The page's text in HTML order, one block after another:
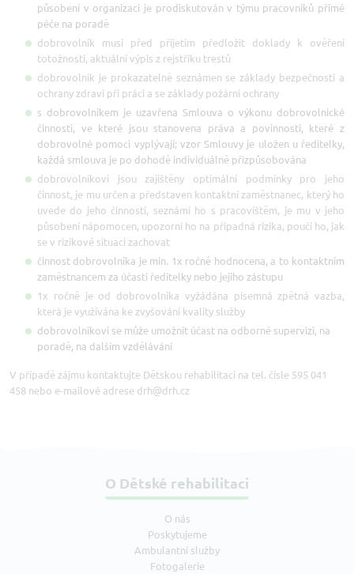
působení v organizaci je prodiskutován v týmu pracovníků přímé
péče na poradě
dobrovolník musí před přijetím předložit doklady k ověření
totožnosti, aktuální výpis z rejstříku trestů
dobrovolník je prokazatelně seznámen se základy bezpečnosti a
ochrany zdraví při práci a se základy požární ochrany
s dobrovolníkem je uzavřena Smlouva o výkonu dobrovolnické
činnosti, ve které jsou stanovena práva a povinnosti, které z
dobrovolné pomoci vyplývají; vzor Smlouvy je uložen u ředitelky,
každá smlouva je po dohodě individuálně přizpůsobována
dobrovolníkovi jsou zajištěny optimální podmínky pro jeho
činnost, je mu určen a představen kontaktní zaměstnanec, který ho
uvede do jeho činností, seznámí ho s pracovištěm, je mu v jeho
působení nápomocen, upozorní ho na případná rizika, poučí ho, jak
se v rizikové situaci zachovat
činnost dobrovolníka je min. 1x ročně hodnocena, a to kontaktním
zaměstnancem za účasti ředitelky nebo jejího zástupu
1x ročně je od dobrovolníka vyžádána písemná zpětná vazba,
která je využívána ke zvyšování kvality služby
dobrovolníkovi se může umožnit účast na odborné supervizi, na
poradě, na dalším vzdělávání
V případě zájmu kontaktujte Dětskou rehabilitaci na tel. čísle 595 041
458 nebo e-mailové adrese drh@drh.cz
O Dětské rehabilitaci
O nás
Poskytujeme
Ambulantní služby
Fotogalerie